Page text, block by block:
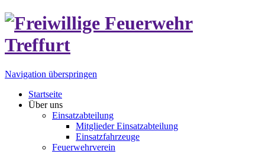
Navigation überspringen
Startseite
Über uns
Einsatzabteilung
Mitglieder Einsatzabteilung
Einsatzfahrzeuge
Feuerwehrverein